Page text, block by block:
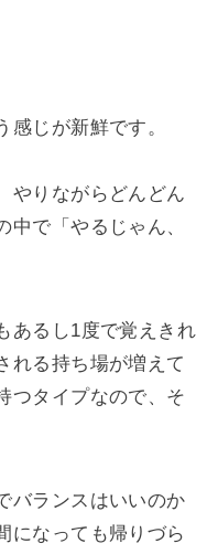
感じが新鮮です。
やりながらどんどん
で「やるじゃん、
あるし1度で覚えきれ
れる持ち場が増えて
つタイプなので、そ
バランスはいいのか
になっても帰りづら